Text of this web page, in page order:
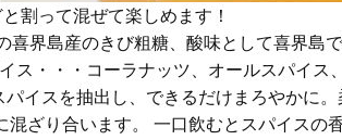
割って混ぜて楽しめます！
界島産のきび粗糖、酸味として喜界島
・・・コーラナッツ、オールスパイス
イスを抽出し、できるだけまろやかに
ざり合います。 一口飲むとスパイスの